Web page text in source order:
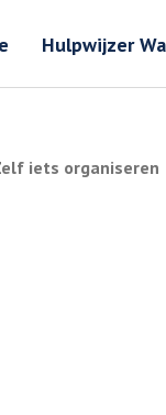
Hulpwijzer
iets organiseren